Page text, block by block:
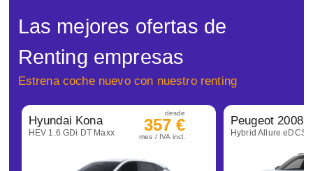
Las mejores ofertas de
Renting empresas
Estrena coche nuevo con nuestro renting
Hyundai Kona
HEV 1.6 GDi DT Maxx
desde
357 €
mes / IVA incl.
Peugeot 2008
Hybrid Allure eDCS6